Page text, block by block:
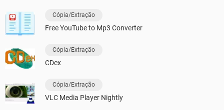
Cópia/Extração
Free YouTube to Mp3 Converter
Cópia/Extração
CDex
Cópia/Extração
VLC Media Player Nightly